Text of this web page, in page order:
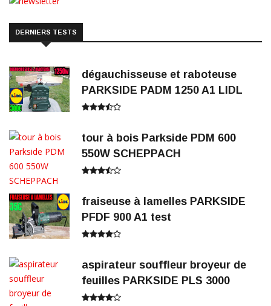
DERNIERS TESTS
dégauchisseuse et raboteuse
PARKSIDE PADM 1250 A1 LIDL
tour à bois Parkside PDM 600
550W SCHEPPACH
fraiseuse à lamelles PARKSIDE
PFDF 900 A1 test
aspirateur souffleur broyeur de
feuilles PARKSIDE PLS 3000